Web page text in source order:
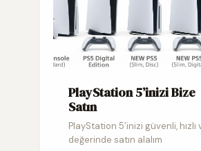
PlayStation 5’inizi Bize
Satın
PlayStation 5’inizi güvenli, hızlı
değerinde satın alalım